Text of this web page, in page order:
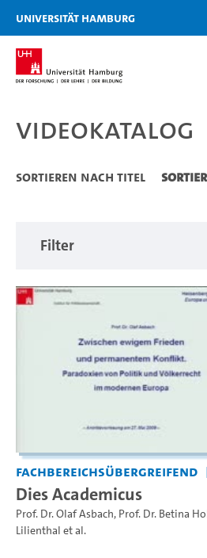
Zu den Filtern
Zur Metanavigation
Zur Hauptnavigation
Zur Suche
Zum Inhalt
Zum Seitenfuss
Universität Hamburg
Videokatalog
Videokatalog
Sortieren nach Titel
Filter
Fachbereichsübergreifend
Dies Academicus
Prof. Dr. Olaf Asbach, Prof. Dr. Betina
Lilienthal et al.